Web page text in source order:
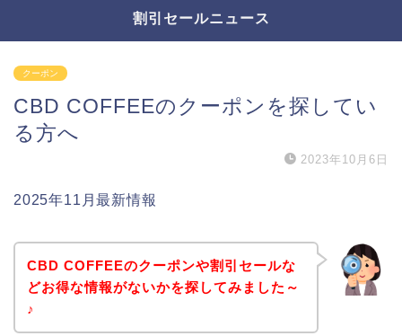
割引セールニュース
クーポン
CBD COFFEEのクーポンを探してい
る方へ
2023年10月6日
2025年11月最新情報
CBD COFFEEのクーポンや割引セールな
どお得な情報がないかを探してみました～
♪